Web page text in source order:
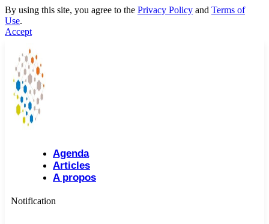
By using this site, you agree to the Privacy Policy and Terms of
Use.
Accept
Agenda
Articles
A propos
Notification